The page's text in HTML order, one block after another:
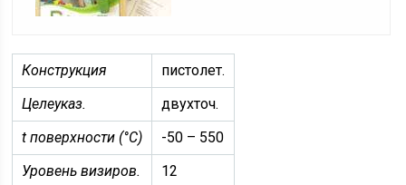
Конструкция
пистолет.
Целеуказ.
двухточ.
t поверхности (°C)
-50 – 550
Уровень визиров.
12